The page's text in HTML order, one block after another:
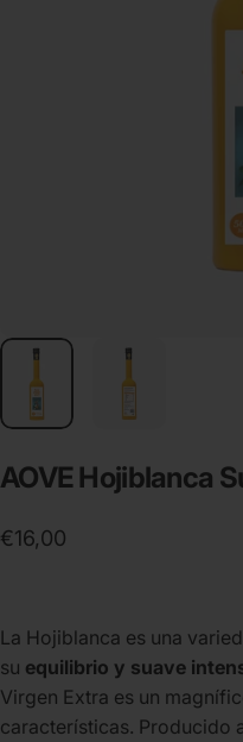
AOVE Hojiblanca
€16,00
La Hojiblanca es una
su equilibrio y suave
Virgen Extra es un
características. Producido